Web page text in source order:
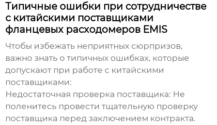
Типичные ошибки при сотрудничестве
с китайскими поставщиками
фланцевых расходомеров EMIS
Чтобы избежать неприятных сюрпризов,
важно знать о типичных ошибках, которые
допускают при работе с китайскими
поставщиками:
Недостаточная проверка поставщика: Не
поленитесь провести тщательную проверку
поставщика перед заключением контракта.